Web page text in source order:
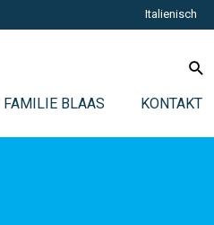
Italienisch
FAMILIE BLAAS KONTAKT